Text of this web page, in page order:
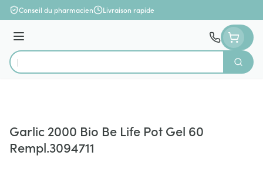
Aller au contenu
Conseil du pharmacien Livraison rapide
Menu
Rechercher
Garlic 2000 Bio Be Life Pot Gel 60
Rempl.3094711